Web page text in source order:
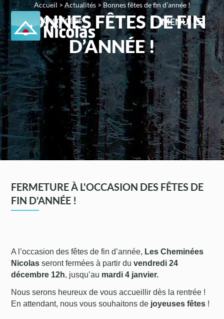
MENU
Accueil > Actualités> Bonnes fêtes de fin d’année !
BONNES FÊTES DE FIN
D’ANNÉE !
FERMETURE À L'OCCASION DES FÊTES DE
FIN D'ANNÉE !
A l’occasion des fêtes de fin d’année, Les Cheminées
Nicolas seront fermées à partir duvendredi 24
décembre 12h, jusqu’au mardi 4 janvier.
Nous serons heureux de vous accueillir dès la rentrée !
En attendant, nous vous souhaitons de joyeuses fêtes !